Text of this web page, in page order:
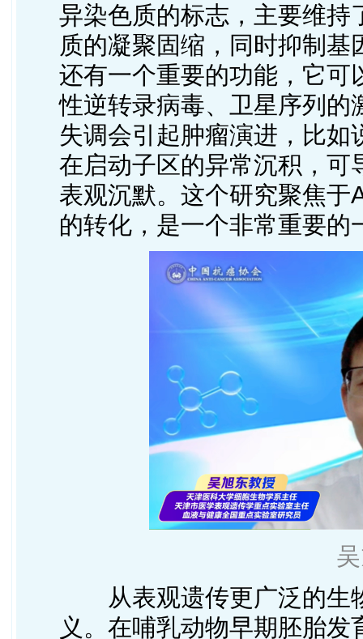
异染色质的标志，主要维持
质的凝聚固缩，同时抑制
还有一个重要的功能，它可
性逆转录病毒、卫星序列的
失调会引起肿瘤演进，比
在启动子区的异常沉积，可
表观沉默。这个研究聚焦
的转化，是一个非常重要的
从表观遗传更广泛的生
义。在哺乳动物早期胚胎